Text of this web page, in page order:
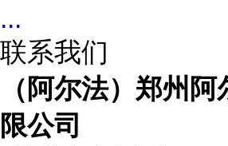
...
联系我们
（阿尔法）郑州
限公司